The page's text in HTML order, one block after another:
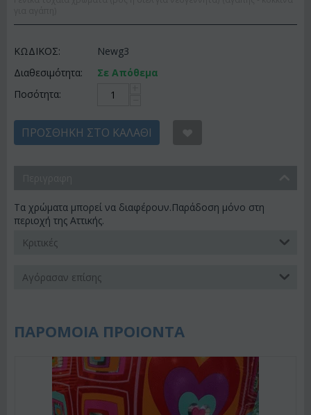
ΚΩΔΙΚΟΣ:
Newg3
Διαθεσιμότητα:
Σε Απόθεμα
Ποσότητα:
ΠΡΟΣΘΉΚΗ ΣΤΟ ΚΑΛΆΘΙ
Τα χρώματα μπορεί να διαφέρουν.Παράδοση μόνο στη
περιοχή της Αττικής.
Κριτικές
Αγόρασαν επίσης
ΠΑΡΟΜΟΙΑ ΠΡΟΙΟΝΤΑ